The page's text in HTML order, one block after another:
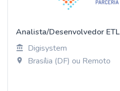
Analista/Desenvolvedor ETL
Digisystem
Brasília (DF) ou Remoto